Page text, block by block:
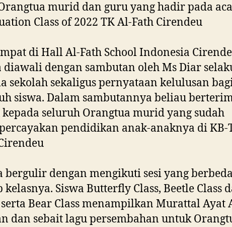
murid dan guru yang hadir pada
Class of 2022 TK Al-Fath Cirendeu
di Hall Al-Fath School Indonesia
diawali dengan sambutan oleh Ms Diar
sekolah sekaligus pernyataan kelulusan
siswa. Dalam sambutannya beliau
kepada seluruh Orangtua murid yang sudah
pendidikan anak-anaknya di KB-
bergulir dengan mengikuti sesi yang
kelasnya. Siswa Butterfly Class, Beetle Class
serta Bear Class menampilkan Murattal Ayat
dan sebait lagu persembahan untuk